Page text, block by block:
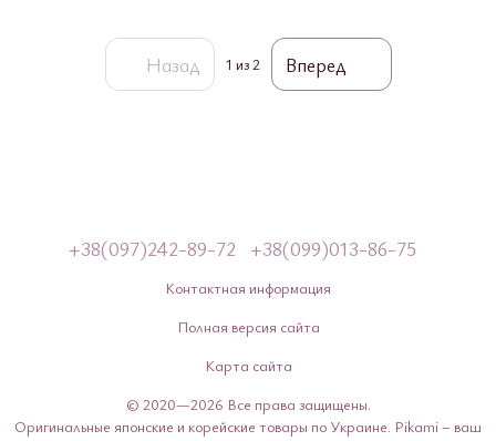
Назад 1 из 2 Вперед
+38(097)242-89-72 +38(099)013-86-75
Контактная информация
Полная версия сайта
Карта сайта
© 2020—2026 Все права защищены.
Оригинальные японские и корейские товары по Украине. Pikami – ваш